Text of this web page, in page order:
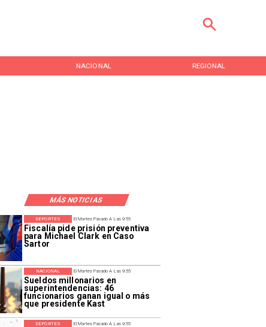
NACIONAL REGIONAL
MÁS NOTICIAS
El Martes Pasado A Las 9:55
Fiscalía pide prisión preventiva
para Michael Clark en Caso
Sartor
DEPORTES
El Martes Pasado A Las 9:55
Sueldos millonarios en
superintendencias: 46
funcionarios ganan igual o más
que presidente Kast
NACIONAL
El Martes Pasado A Las 9:55
DEPORTES